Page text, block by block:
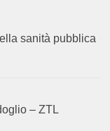
sanità pubblica
– ZTL